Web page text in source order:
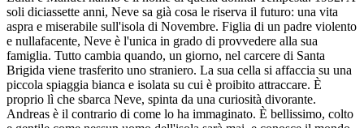
soli diciassette anni, Neve sa già cosa le riserva il futuro: una vita
aspra e miserabile sull'isola di Novembre. Figlia di un padre violento
e nullafacente, Neve è l'unica in grado di provvedere alla sua
famiglia. Tutto cambia quando, un giorno, nel carcere di Santa
Brigida viene trasferito uno straniero. La sua cella si affaccia su una
piccola spiaggia bianca e isolata su cui è proibito attraccare. È
proprio lì che sbarca Neve, spinta da una curiosità divorante.
Andreas è il contrario di come lo ha immaginato. È bellissimo, colto